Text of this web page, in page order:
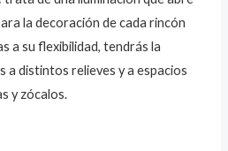
la decoración de cada rincón
a su flexibilidad, tendrás la
a distintos relieves y a espacios
y zócalos.